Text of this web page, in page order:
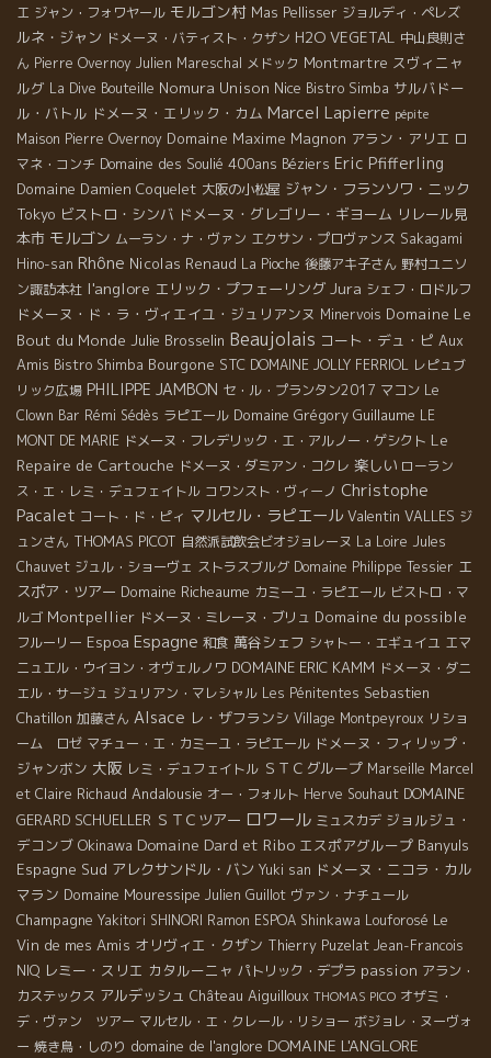
エ ジャン・フォワヤール モルゴン村 Mas Pellisser ジョルディ・ペレズ
ルネ・ジャン ドメーヌ・バティスト・クザン H2O VEGETAL 中山良則さ
ん Pierre Overnoy Julien Mareschal メドック Montmartre スヴィニャ
ルグ La Dive Bouteille Nomura Unison Nice Bistro Simba サルバドー
ル・バトル ドメーヌ・エリック・カム Marcel Lapierre pépite
Maison Pierre Overnoy Domaine Maxime Magnon アラン・アリエ ロ
マネ・コンチ Domaine des Soulié 400ans Béziers Eric Pfifferling
Domaine Damien Coquelet 大阪の小松屋 ジャン・フランソワ・ニック
Tokyo ビストロ・シンバ ドメーヌ・グレゴリー・ギヨーム リレール見
本市 モルゴン ムーラン・ナ・ヴァン エクサン・プロヴァンス Sakagami
Hino-san Rhône Nicolas Renaud La Pioche 後藤アキ子さん 野村ユニソ
ン諏訪本社 l'anglore エリック・プフェーリング Jura シェフ・ロドルフ
ドメーヌ・ド・ラ・ヴィエイユ・ジュリアンヌ Minervois Domaine Le
Bout du Monde Julie Brosselin Beaujolais コート・デュ・ピ Aux
Amis Bistro Shimba Bourgone STC DOMAINE JOLLY FERRIOL レピュブ
リック広場 PHILIPPE JAMBON セ・ル・プランタン2017 マコン Le
Clown Bar Rémi Sédès ラピエール Domaine Grégory Guillaume LE
MONT DE MARIE ドメーヌ・フレデリック・エ・アルノー・ゲシクト Le
Repaire de Cartouche ドメーヌ・ダミアン・コクレ 楽しい ローラン
ス・エ・レミ・デュフェイトル コワンスト・ヴィーノ Christophe
Pacalet コート・ド・ピィ マルセル・ラピエール Valentin VALLES ジ
ュンさん THOMAS PICOT 自然派試飲会ビオジョレーヌ La Loire Jules
Chauvet ジュル・ショーヴェ ストラスブルグ Domaine Philippe Tessier エ
スポア・ツアー Domaine Richeaume カミーユ・ラピエール ビストロ・マ
ルゴ Montpellier ドメーヌ・ミレーヌ・ブリュ Domaine du possible
フルーリー Espoa Espagne 和食 萬谷シェフ シャトー・エギュイユ エマ
ニュエル・ウイヨン・オヴェルノワ DOMAINE ERIC KAMM ドメーヌ・ダニ
エル・サージュ ジュリアン・マレシャル Les Pénitentes Sebastien
Chatillon 加藤さん Alsace レ・ザフランシ Village Montpeyroux リショ
ーム ロゼ マチュー・エ・カミーユ・ラピエール ドメーヌ・フィリップ・
ジャンボン 大阪 レミ・デュフェイトル ＳＴＣグループ Marseille Marcel
et Claire Richaud Andalousie オー・フォルト Herve Souhaut DOMAINE
GERARD SCHUELLER ＳＴＣツアー ロワール ミュスカデ ジョルジュ・
デコンブ Okinawa Domaine Dard et Ribo エスポアグループ Banyuls
Espagne Sud アレクサンドル・バン Yuki san ドメーヌ・ニコラ・カル
マラン Domaine Mouressipe Julien Guillot ヴァン・ナチュール
Champagne Yakitori SHINORI Ramon ESPOA Shinkawa Louforosé Le
Vin de mes Amis オリヴィエ・クザン Thierry Puzelat Jean-Francois
NIQ レミー・スリエ カタルーニャ パトリック・デプラ passion アラン・
カステックス アルデッシュ Château Aiguilloux THOMAS PICO オザミ・
デ・ヴァン ツアー マルセル・エ・クレール・リショー ボジョレ・ヌーヴォ
ー 焼き鳥・しのり domaine de l'anglore DOMAINE L'ANGLORE